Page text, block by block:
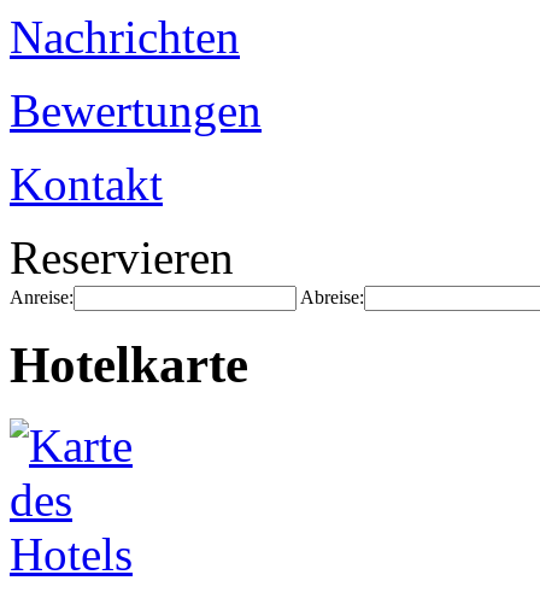
Nachrichten
Bewertungen
Kontakt
Reservieren
Anreise: Abreise:
Hotelkarte